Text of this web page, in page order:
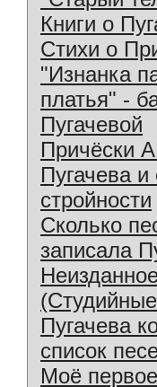
Книги о
Стихи о
"Изнанка
платья" -
Пугачевой
Причёски
Пугачева
стройности
Сколько
записала
Пугачева
список
Моё